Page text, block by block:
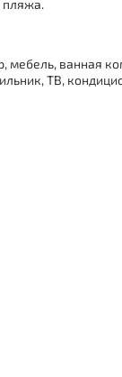
пляжа.
мебель, ванная
ТВ,